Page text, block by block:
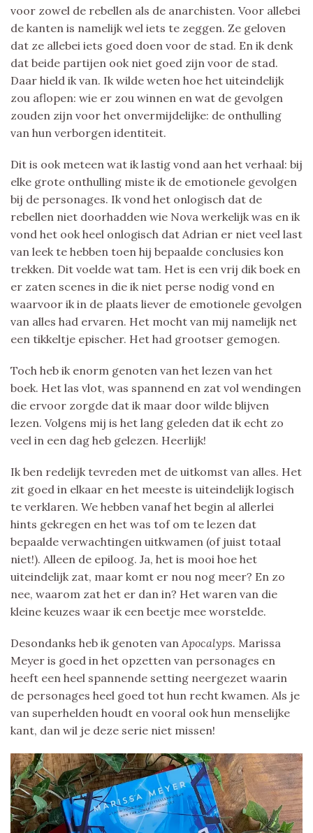
voor zowel de rebellen als de anarchisten. Voor allebei
de kanten is namelijk wel iets te zeggen. Ze geloven
dat ze allebei iets goed doen voor de stad. En ik denk
dat beide partijen ook niet goed zijn voor de stad.
Daar hield ik van. Ik wilde weten hoe het uiteindelijk
zou aflopen: wie er zou winnen en wat de gevolgen
zouden zijn voor het onvermijdelijke: de onthulling
van hun verborgen identiteit.
Dit is ook meteen wat ik lastig vond aan het verhaal: bij
elke grote onthulling miste ik de emotionele gevolgen
bij de personages. Ik vond het onlogisch dat de
rebellen niet doorhadden wie Nova werkelijk was en ik
vond het ook heel onlogisch dat Adrian er niet veel last
van leek te hebben toen hij bepaalde conclusies kon
trekken. Dit voelde wat tam. Het is een vrij dik boek en
er zaten scenes in die ik niet perse nodig vond en
waarvoor ik in de plaats liever de emotionele gevolgen
van alles had ervaren. Het mocht van mij namelijk net
een tikkeltje epischer. Het had grootser gemogen.
Toch heb ik enorm genoten van het lezen van het
boek. Het las vlot, was spannend en zat vol wendingen
die ervoor zorgde dat ik maar door wilde blijven
lezen. Volgens mij is het lang geleden dat ik echt zo
veel in een dag heb gelezen. Heerlijk!
Ik ben redelijk tevreden met de uitkomst van alles. Het
zit goed in elkaar en het meeste is uiteindelijk logisch
te verklaren. We hebben vanaf het begin al allerlei
hints gekregen en het was tof om te lezen dat
bepaalde verwachtingen uitkwamen (of juist totaal
niet!). Alleen de epiloog. Ja, het is mooi hoe het
uiteindelijk zat, maar komt er nou nog meer? En zo
nee, waarom zat het er dan in? Het waren van die
kleine keuzes waar ik een beetje mee worstelde.
Desondanks heb ik genoten van Apocalyps. Marissa
Meyer is goed in het opzetten van personages en
heeft een heel spannende setting neergezet waarin
de personages heel goed tot hun recht kwamen. Als je
van superhelden houdt en vooral ook hun menselijke
kant, dan wil je deze serie niet missen!